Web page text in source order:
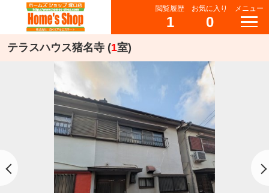
閲覧履歴
1
お気に入り
0
メニュー
テラスハウス猪名寺 (1室)